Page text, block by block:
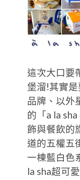
這次大口要
堡溜!其實
品牌、以外
的「a la
飾與餐飲的
道的五權五
一棟藍白色
la sha超可